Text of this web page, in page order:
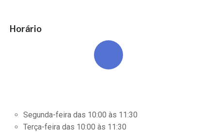
Horário
Segunda-feira das 10:00 às 11:30
Terça-feira das 10:00 às 11:30